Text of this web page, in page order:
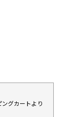
グカートより